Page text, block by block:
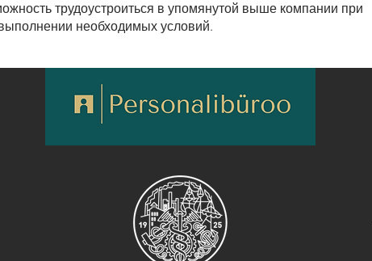
трудоустроиться в упомянутой выше компании при
необходимых условий.